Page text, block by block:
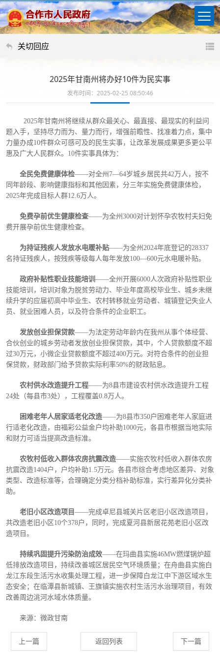
关切回应
2025年甘南州将办好10件为民实事
发布时间：2025-02-25 08:50:46
2025年甘南州将继续从群众最关心、最直接、最现实的利益问
题入手，坚持尽力而为、量力而行，增强前瞻性、找准着力点，集中
力量办成10件群众可感可及的民生实事，让改革发展成果更多更公平
惠及广大人民群众。10件实事具体为：
全民免费健康体检——对全州7—64岁城乡居民共42万人，按不
同年龄段、影响健康指标和其他因素，分三年实施免费健康体检，
2025年完成目标人群12.6万人。
免费孕前优生健康检查——为全州3000对计划怀孕农牧村夫妇免
费开展孕前优生健康检查。
为持证残疾人发放水电暖补贴——为全州2024年底登记的28337
名持证残疾人，按残疾等级每人每年发放100—600元水电暖补贴。
政府补贴性职业技能培训 ——全州开展6000人次政府补贴性职业
技能培训，培训对象为脱贫劳动力、毕业年度高校毕业生、城乡未继
续升学的应届初高中毕业生、农村转移就业劳动者、城镇登记失业人
员、就业困难人员，以及符合条件的企业职工。
发放创业担保贷款——为法定劳动年龄内在我州从事个体经营、
合伙创业的城乡劳动者发放创业担保贷款，其中，个人贷款额度不超
过30万元，小微企业贷款额度不超过400万元。对符合条件的创业担
保贷款，财政部门给予贷款实际利率50%的财政贴息。
农村供水改造提升工程——为8县市建设农村供水改造提升工程
24处（每县市3处），工程覆盖0.8万人。
困难老年人居家适老化改造——为8县市350户困难老年人家庭进
行适老化改造，由福彩公益金户均补助1000元，各县市根据当地实际
和财力可适当提高改造标准。
农牧村低收入群体农房抗震改造——实施农牧村低收入群体农房
抗震改造1404户，户均补助1.5万元。各县市综合考虑地区差异、对象
类型、改造标准等，合理确定分类分档补助标准，实行差异化分类补
助。
老旧小区改造项目 ——完成卓尼县城关片区老旧小区改造项目，
共改造老旧小区10个378户，同时，完成夏河县新居花苑老旧小区改
造项目。
持续巩固提升污染防治成效——在玛曲县实施46MW燃煤锅炉超
低排放改造项目，持续改善城区居民空气环境质量；在舟曲县实施白
龙江东段生活污水收集处理工程，进一步保障白龙江中下游区域水生
态安全；在临潭县新城镇、王旗镇实施农村生活污水治理项目，有效
改善周边洮河水域水体质量。
来源：微政甘南
上一篇 返回列表 下一篇